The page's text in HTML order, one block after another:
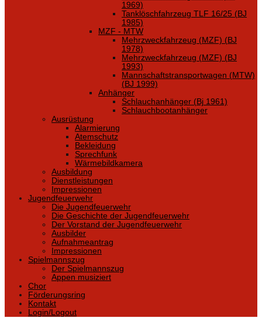
1969)
Tanklöschfahrzeug TLF 16/25 (BJ
1985)
MZF - MTW
Mehrzweckfahrzeug (MZF) (BJ
1978)
Mehrzweckfahrzeug (MZF) (BJ
1993)
Mannschaftstransportwagen (MTW)
(BJ 1999)
Anhänger
Schlauchanhänger (Bj 1961)
Schlauchbootanhänger
Ausrüstung
Alarmierung
Atemschutz
Bekleidung
Sprechfunk
Wärmebildkamera
Ausbildung
Dienstleistungen
Impressionen
Jugendfeuerwehr
Die Jugendfeuerwehr
Die Geschichte der Jugendfeuerwehr
Der Vorstand der Jugendfeuerwehr
Ausbilder
Aufnahmeantrag
Impressionen
Spielmannszug
Der Spielmannszug
Appen musiziert
Chor
Förderungsring
Kontakt
Login/Logout